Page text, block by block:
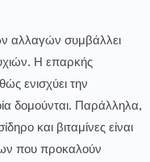
αλλαγών συμβάλλει
Η επαρκής
ενισχύει την
δομούνται. Παράλληλα,
και βιταμίνες είναι
που προκαλούν